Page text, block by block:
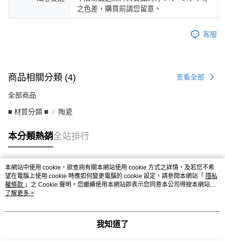
之色差，購買前請您留意。
客服
商品相關分類 (4) 查看全部
全部商品
■ 材質分類 ■ 陶瓷
本分類熱銷全站排行
熱門標籤
本網站中使用 cookie，欲查詢有關本網站使用 cookie 方式之詳情，及若您不希
望在電腦上使用 cookie 時應如何變更電腦的 cookie 設定，請參閱本網站「 隱私
權條款 」之 Cookie 聲明。您繼續使用本網站即表示您同意本公司得按本網站使
用條款之 Cookie 聲明使用 cookie。
了解更多 >
我知道了